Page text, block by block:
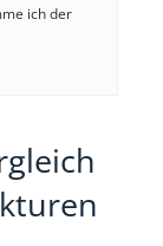
ich der